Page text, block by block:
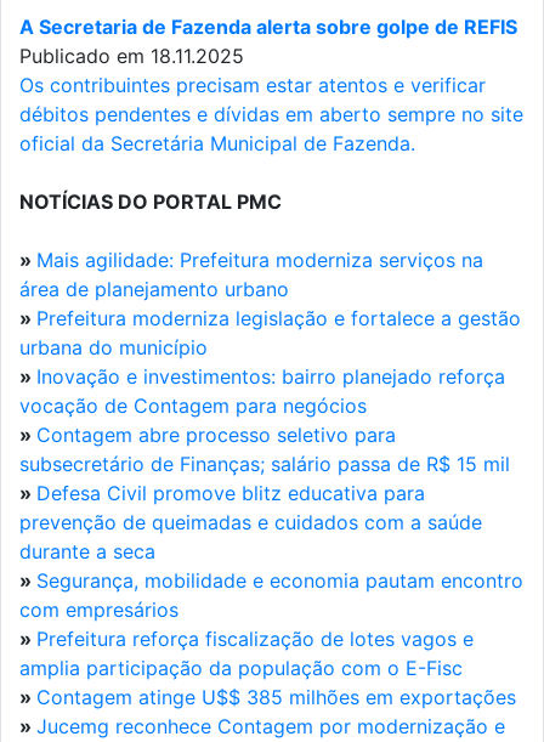
A Secretaria de Fazenda alerta sobre golpe de REFIS
Publicado em 18.11.2025
Os contribuintes precisam estar atentos e verificar
débitos pendentes e dívidas em aberto sempre no site
oficial da Secretária Municipal de Fazenda.
NOTÍCIAS DO PORTAL PMC
» Mais agilidade: Prefeitura moderniza serviços na
área de planejamento urbano
» Prefeitura moderniza legislação e fortalece a gestão
urbana do município
» Inovação e investimentos: bairro planejado reforça
vocação de Contagem para negócios
» Contagem abre processo seletivo para
subsecretário de Finanças; salário passa de R$ 15 mil
» Defesa Civil promove blitz educativa para
prevenção de queimadas e cuidados com a saúde
durante a seca
» Segurança, mobilidade e economia pautam encontro
com empresários
» Prefeitura reforça fiscalização de lotes vagos e
amplia participação da população com o E-Fisc
» Contagem atinge U$$ 385 milhões em exportações
» Jucemg reconhece Contagem por modernização e